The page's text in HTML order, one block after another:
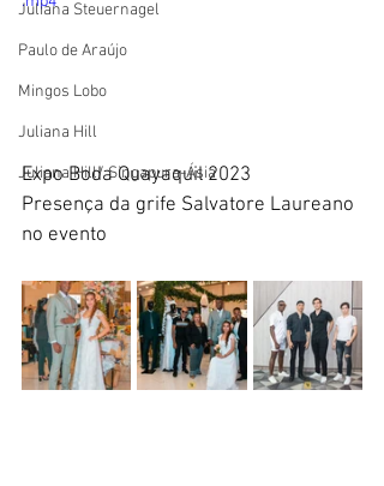
Juliana Steuernagel
Paulo de Araújo
Mingos Lobo
Juliana Hill
Juliana Hill/ Singapura-Ásia
Expo Boda Quayaquil 2023
Presença da grife Salvatore Laureano
no evento